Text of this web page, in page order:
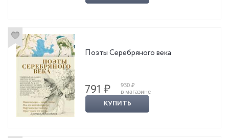
Поэты Серебряного века
791 ₽
930 ₽
в магазине
КУПИТЬ